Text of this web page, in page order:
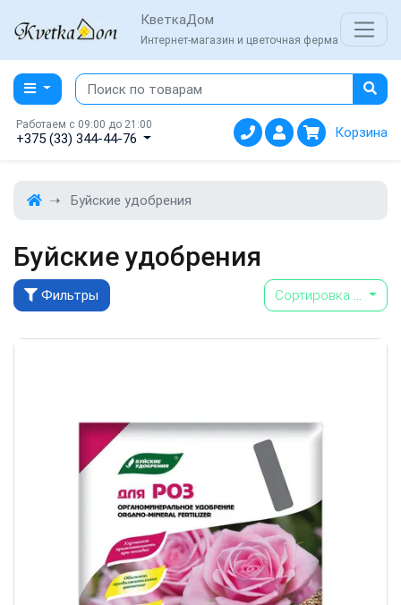
КветкаДом
Интернет-магазин и цветочная ферма
Работаем с 09:00 до 21:00
+375 (33) 344-44-76 Корзина
Буйские удобрения
Буйские удобрения
Фильтры Сортировка ...